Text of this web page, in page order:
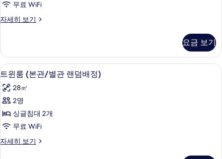
진
모
기
배
자
기
관
랜
정)
사
진
모
두
보
기
무료 WiFi
자세히 보기
VIP
별
관
랜
배
정)
세
히
기
요금 보기
트
윈
룸
(본
관/
관
트윈룸 (본관/별관 랜덤배정) | 객실
14
트윈룸 (본관/별관 랜덤배정)
28㎡
2명
싱글침대 2개
무료 WiFi
자세히 보기
트